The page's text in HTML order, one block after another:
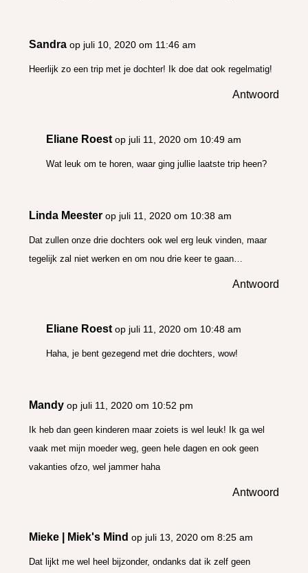
Sandra op juli 10, 2020 om 11:46 am
Heerlijk zo een trip met je dochter! Ik doe dat ook regelmatig!
Antwoord
Eliane Roest op juli 11, 2020 om 10:49 am
Wat leuk om te horen, waar ging jullie laatste trip heen?
Linda Meester op juli 11, 2020 om 10:38 am
Dat zullen onze drie dochters ook wel erg leuk vinden, maar
tegelijk zal niet werken en om nou drie keer te gaan…
Antwoord
Eliane Roest op juli 11, 2020 om 10:48 am
Haha, je bent gezegend met drie dochters, wow!
Mandy op juli 11, 2020 om 10:52 pm
Ik heb dan geen kinderen maar zoiets is wel leuk! Ik ga wel
vaak met mijn moeder weg, geen hele dagen en ook geen
vakanties ofzo, wel jammer haha
Antwoord
Mieke | Miek's Mind op juli 13, 2020 om 8:25 am
Dat lijkt me wel heel bijzonder, ondanks dat ik zelf geen